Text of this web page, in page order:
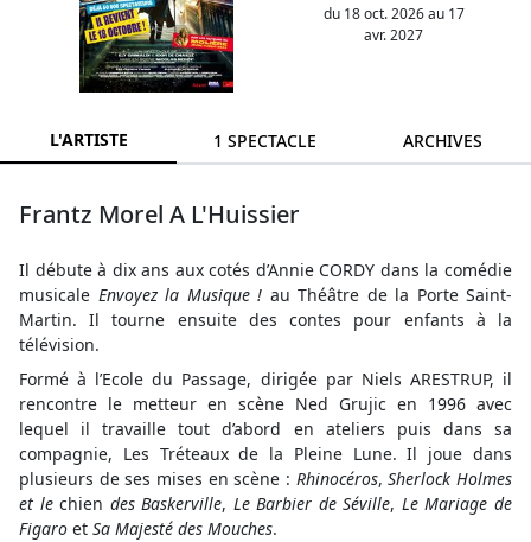
du 18 oct. 2026 au 17
avr. 2027
L'ARTISTE 1 SPECTACLE ARCHIVES
Frantz Morel A L'Huissier
Il débute à dix ans aux cotés d’Annie CORDY dans la comédie
musicale Envoyez la Musique ! au Théâtre de la Porte Saint-
Martin. Il tourne ensuite des contes pour enfants à la
télévision.
Formé à l’Ecole du Passage, dirigée par Niels ARESTRUP, il
rencontre le metteur en scène Ned Grujic en 1996 avec
lequel il travaille tout d’abord en ateliers puis dans sa
compagnie, Les Tréteaux de la Pleine Lune. Il joue dans
plusieurs de ses mises en scène : Rhinocéros,Sherlock Holmes
et lechien des Baskerville, Le Barbier de Séville, Le Mariage de
Figaro et Sa Majesté des Mouches.